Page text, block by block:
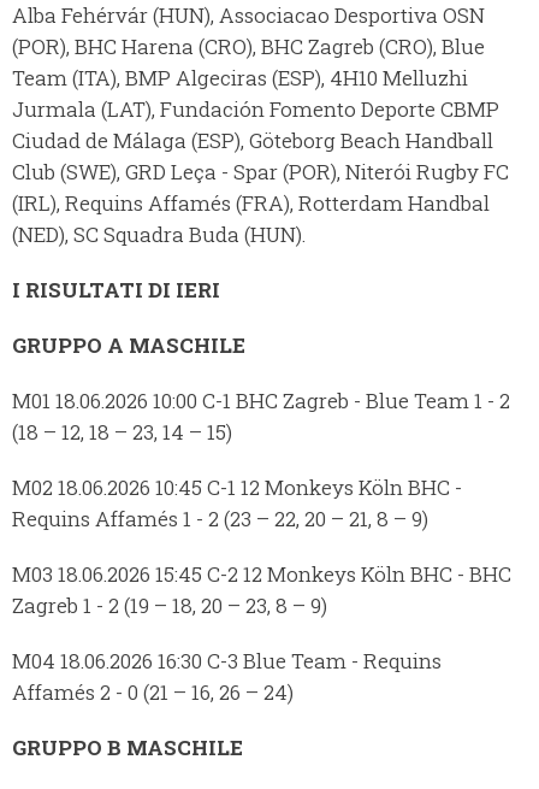
Alba Fehérvár (HUN), Associacao Desportiva OSN
(POR), BHC Harena (CRO), BHC Zagreb (CRO), Blue
Team (ITA), BMP Algeciras (ESP), 4H10 Melluzhi
Jurmala (LAT), Fundación Fomento Deporte CBMP
Ciudad de Málaga (ESP), Göteborg Beach Handball
Club (SWE), GRD Leça - Spar (POR), Niterói Rugby FC
(IRL), Requins Affamés (FRA), Rotterdam Handbal
(NED), SC Squadra Buda (HUN).
I RISULTATI DI IERI
GRUPPO A MASCHILE
M01 18.06.2026 10:00 C-1 BHC Zagreb - Blue Team 1 - 2
(18 – 12, 18 – 23, 14 – 15)
M02 18.06.2026 10:45 C-1 12 Monkeys Köln BHC -
Requins Affamés 1 - 2 (23 – 22, 20 – 21, 8 – 9)
M03 18.06.2026 15:45 C-2 12 Monkeys Köln BHC - BHC
Zagreb 1 - 2 (19 – 18, 20 – 23, 8 – 9)
M04 18.06.2026 16:30 C-3 Blue Team - Requins
Affamés 2 - 0 (21 – 16, 26 – 24)
GRUPPO B MASCHILE